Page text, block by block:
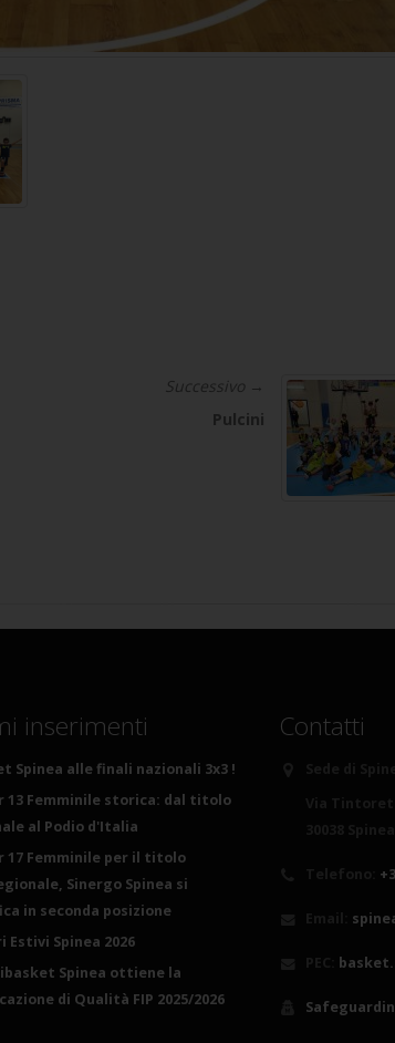
Successivo →
Pulcini
inserimenti
Spinea alle finali nazionali 3x3 !
13 Femminile storica: dal titolo
al Podio d'Italia
17 Femminile per il titolo
Sinergo Spinea si
in seconda posizione
Estivi Spinea 2026
Spinea ottiene la
di Qualità FIP 2025/2026
Contatti